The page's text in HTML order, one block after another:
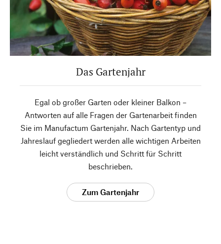
Das Gartenjahr
Egal ob großer Garten oder kleiner Balkon –
Antworten auf alle Fragen der Gartenarbeit finden
Sie im Manufactum Gartenjahr. Nach Gartentyp und
Jahreslauf gegliedert werden alle wichtigen Arbeiten
leicht verständlich und Schritt für Schritt
beschrieben.
Zum Gartenjahr